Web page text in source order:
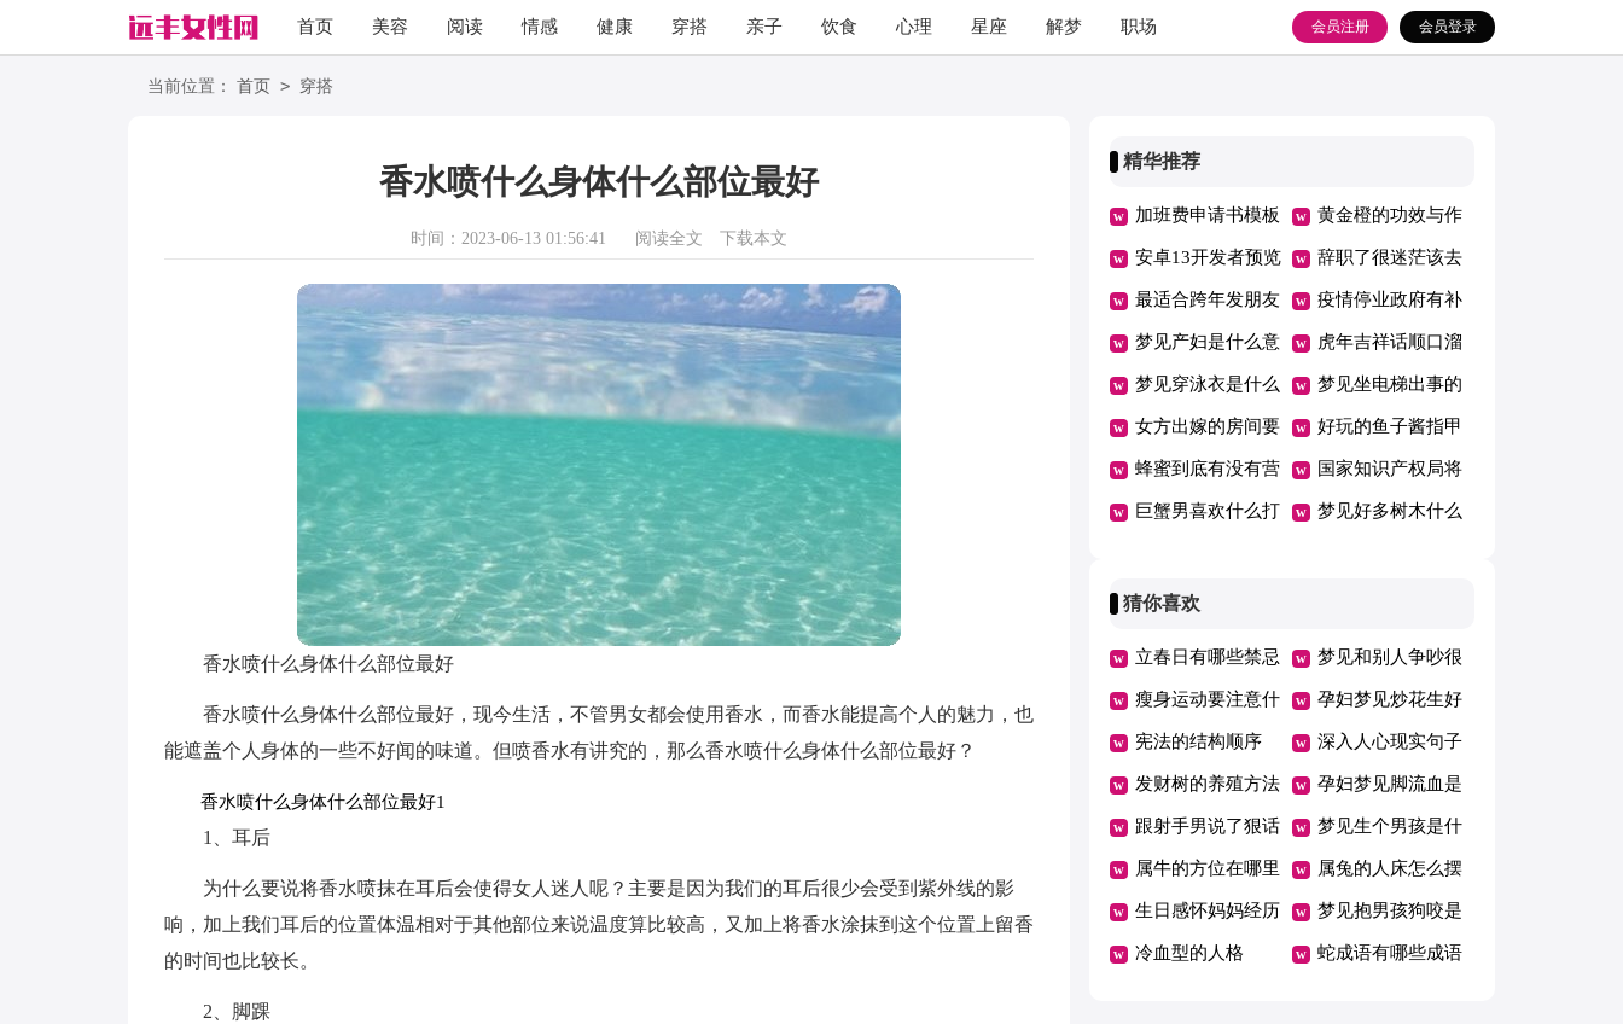
首页 美容 阅读 情感 健康 穿搭 亲子 饮食 心理 星座 解梦 职场
励志
会员登录
会员注册
当前位置： 首页 > 穿搭
香水喷什么身体什么部位最好
时间：2023-06-13 01:56:41 阅读全文 下载本文
香水喷什么身体什么部位最好
香水喷什么身体什么部位最好，现今生活，不管男女都会使用香水，而香水能提高个人的魅力，也
能遮盖个人身体的一些不好闻的味道。但喷香水有讲究的，那么香水喷什么身体什么部位最好？
香水喷什么身体什么部位最好1
1、耳后
为什么要说将香水喷抹在耳后会使得女人迷人呢？主要是因为我们的耳后很少会受到紫外线的影
响，加上我们耳后的位置体温相对于其他部位来说温度算比较高，又加上将香水涂抹到这个位置上留香
的时间也比较长。
2、脚踝
精华推荐
加班费申请书模板 黄金橙的功效与作
用
安卓13开发者预览
版适配机型名单
辞职了很迷茫该去
干嘛
最适合跨年发朋友
圈的句子
疫情停业政府有补
贴吗2022
梦见产妇是什么意
思
虎年吉祥话顺口溜
梦见穿泳衣是什么
意思
梦见坐电梯出事的
周公解梦
女方出嫁的房间要
装饰吗
好玩的鱼子酱指甲
油
蜂蜜到底有没有营
养价值
国家知识产权局将
加强奥运知识产权
巨蟹男喜欢什么打 梦见好多树木什么
猜你喜欢
立春日有哪些禁忌 梦见和别人争吵很
生气的吉凶
瘦身运动要注意什
么
孕妇梦见炒花生好
不好
宪法的结构顺序 深入人心现实句子
发财树的养殖方法
和注意事项有哪些
孕妇梦见脚流血是
什么意思
跟射手男说了狠话
后如何挽回
梦见生个男孩是什
么意思
属牛的方位在哪里
好
属兔的人床怎么摆
放方向风水好
生日感怀妈妈经历
了十月怀胎的煎熬
梦见抱男孩狗咬是
什么意思
冷血型的人格 蛇成语有哪些成语